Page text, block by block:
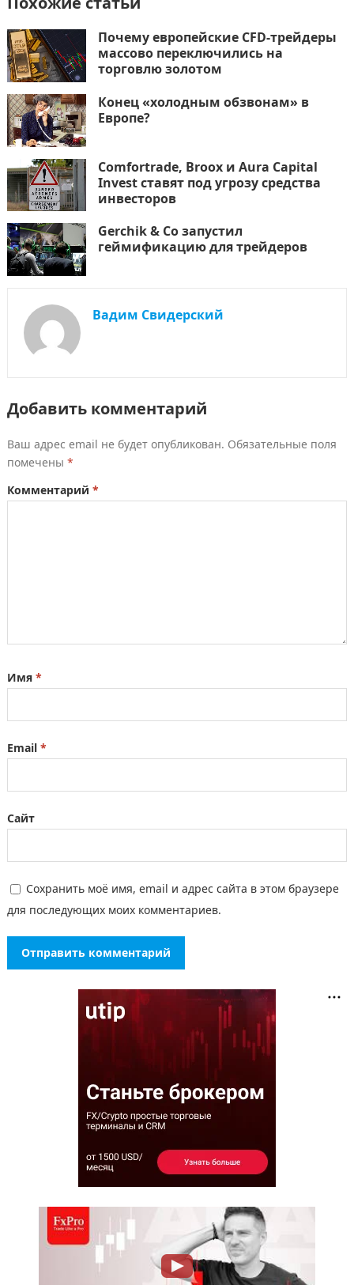
Почему европейские CFD-трейдеры
массово переключились на
торговлю золотом
Конец «холодным обзвонам» в
Европе?
Comfortrade, Broox и Aura Capital
Invest ставят под угрозу средства
инвесторов
Gerchik & Co запустил
геймификацию для трейдеров
Вадим Свидерский
Добавить комментарий
Ваш адрес email не будет опубликован. Обязательные поля
помечены *
Комментарий *
Имя *
Email *
Сайт
Сохранить моё имя, email и адрес сайта в этом браузере
для последующих моих комментариев.